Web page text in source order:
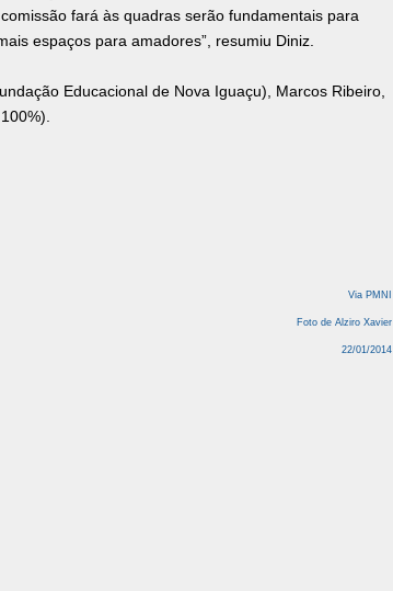
fará às quadras serão fundamentais para
espaços para amadores”, resumiu Diniz.
Educacional de Nova Iguaçu), Marcos Ribeiro,
Via PMNI
Foto de Alziro Xavier
22/01/2014